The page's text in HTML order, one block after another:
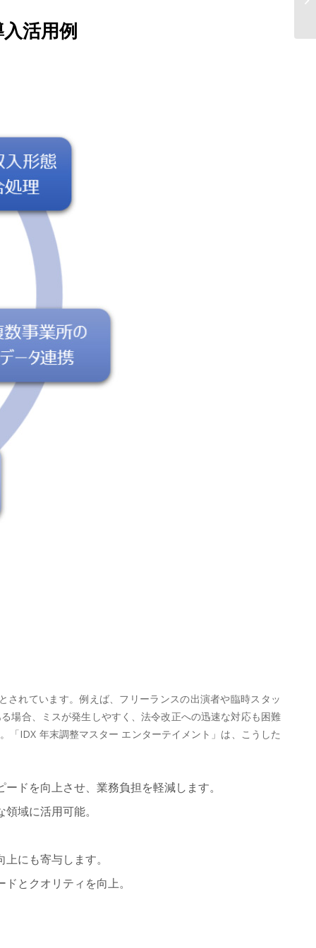
活用例
れています。例えば、フリーランスの出演者や臨時スタッ
場合、ミスが発生しやすく、法令改正への迅速な対応も困難
「IDX 年末調整マスター エンターテイメント」は、こうした
ドを向上させ、業務負担を軽減します。
域に活用可能。
にも寄与します。
とクオリティを向上。